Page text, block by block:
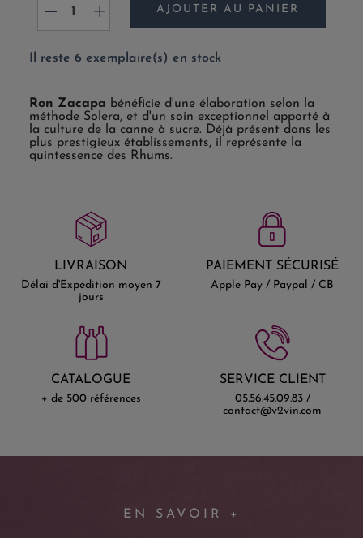
- + AJOUTER AU PANIER
Il reste 6 exemplaire(s) en stock
Ron Zacapa bénéficie d'une élaboration selon la
méthode Solera, et d'un soin exceptionnel apporté à
la culture de la canne à sucre. Déjà présent dans les
plus prestigieux établissements, il représente la
quintessence des Rhums.
LIVRAISON
Délai d'Expédition moyen 7
jours
PAIEMENT SÉCURISÉ
Apple Pay / Paypal / CB
CATALOGUE
+ de 500 références
SERVICE CLIENT
05.56.45.09.83 /
contact@v2vin.com
EN SAVOIR +